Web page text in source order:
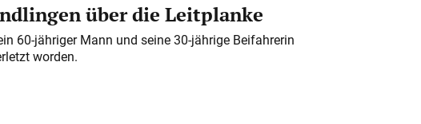
über die Leitplanke
60-jähriger Mann und seine 30-jährige Beifahrerin
worden.